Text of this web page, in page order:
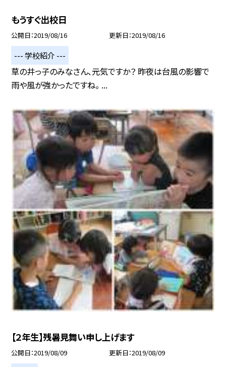
もうすぐ出校日
公開日 2019/08/16 更新日 2019/08/16
--- 学校紹介 ---
草の井っ子のみなさん、元気ですか？ 昨夜は台風の影響で
雨や風が強かったですね。 ...
【２年生】残暑見舞い申し上げます
公開日 2019/08/09 更新日 2019/08/09